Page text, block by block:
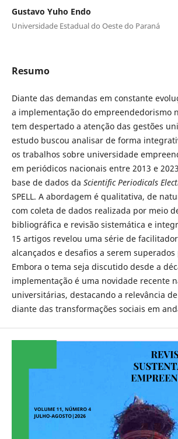
Gustavo Yuho Endo
Universidade Estadual do Oeste do Paraná
Resumo
Diante das demandas em constante
a implementação do empreendedorismo
tem despertado a atenção das gestões
estudo buscou analisar de forma
os trabalhos sobre universidade
em periódicos nacionais entre 2013 e
base de dados da Scientific Periodicals
SPELL. A abordagem é qualitativa, de
com coleta de dados realizada por meio
bibliográfica e revisão sistemática e
15 artigos revelou uma série de
alcançados e desafios a serem
Embora o tema seja discutido desde a
implementação é uma novidade recente
universitárias, destacando a relevância
diante das transformações sociais em